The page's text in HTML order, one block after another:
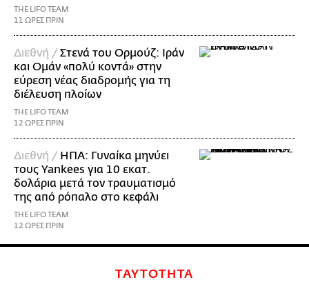
THE LIFO TEAM
11 ΩΡΕΣ ΠΡΙΝ
Διεθνή /Στενά του Ορμούζ: Ιράν
και Ομάν «πολύ κοντά» στην
εύρεση νέας διαδρομής για τη
διέλευση πλοίων
THE LIFO TEAM
12 ΩΡΕΣ ΠΡΙΝ
Διεθνή / ΗΠΑ: Γυναίκα μηνύει
τους Yankees για 10 εκατ.
δολάρια μετά τον τραυματισμό
της από ρόπαλο στο κεφάλι
THE LIFO TEAM
12 ΩΡΕΣ ΠΡΙΝ
ΤΑΥΤΟΤΗΤΑ